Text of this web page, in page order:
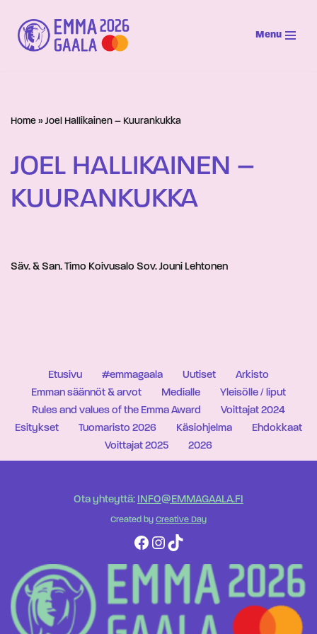
Siirry
suoraan
Menu
Home » Joel Hallikainen – Kuurankukka
JOEL HALLIKAINEN –
KUURANKUKKA
Säv. & San. Timo Koivusalo Sov. Jouni Lehtonen
Etusivu #emmagaala Uutiset
Arkisto
Emman säännöt & arvot
Medialle
Yleisölle / liput
Rules and values of the Emma Award
Voittajat 2024
Esitykset
Tuomaristo 2026 Käsiohjelma
Ehdokkaat
Voittajat 2025
2026
Ota yhteyttä: INFO@EMMAGAALA.FI
Created by Creative Day